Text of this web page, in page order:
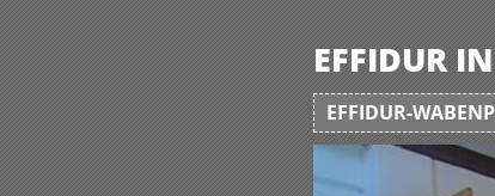
EFFIDUR
EFFIDUR-